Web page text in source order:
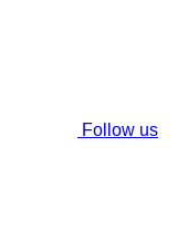
Follow us